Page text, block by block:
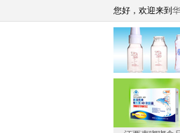
您好，欢迎来到